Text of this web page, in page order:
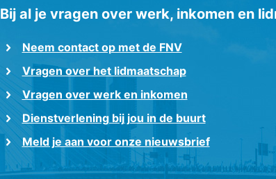
Bij al je vragen over werk, inkomen en
Neem contact op met de FNV
Vragen over het lidmaatschap
Vragen over werk en inkomen
Dienstverlening bij jou in de buurt
Meld je aan voor onze nieuwsbrief